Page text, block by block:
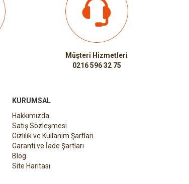
Müşteri Hizmetleri
0216 596 32 75
KURUMSAL
Hakkımızda
Satış Sözleşmesi
Gizlilik ve Kullanım Şartları
Garanti ve İade Şartları
Blog
Site Haritası